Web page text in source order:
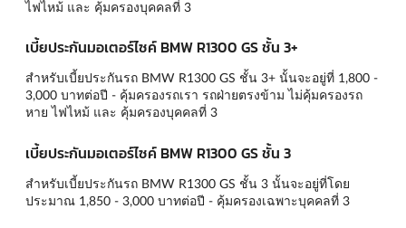
ไฟไหม้ และ คุ้มครองบุคคลที่ 3
เบี้ยประกันมอเตอร์ไซค์ BMW R1300 GS ชั้น 3+
สำหรับเบี้ยประกันรถ BMW R1300 GS ชั้น 3+ นั้นจะอยู่ที่ 1,800 -
3,000 บาทต่อปี - คุ้มครองรถเรา รถฝ่ายตรงข้าม ไม่คุ้มครองรถ
หาย ไฟไหม้ และ คุ้มครองบุคคลที่ 3
เบี้ยประกันมอเตอร์ไซค์ BMW R1300 GS ชั้น 3
สำหรับเบี้ยประกันรถ BMW R1300 GS ชั้น 3 นั้นจะอยู่ที่โดย
ประมาณ 1,850 - 3,000 บาทต่อปี - คุ้มครองเฉพาะบุคคลที่ 3